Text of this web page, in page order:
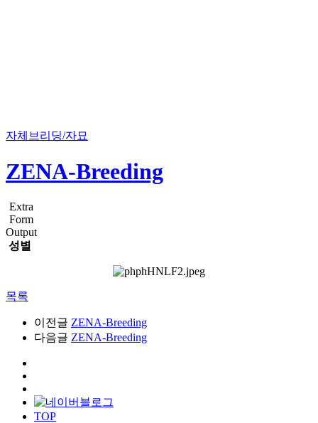
자체브리딩/자묘
ZENA-Breeding
Extra
Form
Output
성별
목록
이전글 ZENA-Breeding
다음글 ZENA-Breeding
TOP